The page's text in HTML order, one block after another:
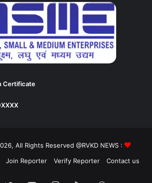
Certificate
All Rights Reserved @RVKD NEWS :
Join Reporter Verify Reporter Contact us